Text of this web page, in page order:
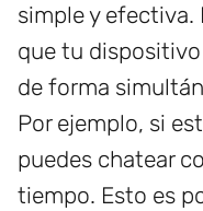
simple y
que tu
de forma
Por ejemplo, si
puedes chatear
tiempo. Esto es